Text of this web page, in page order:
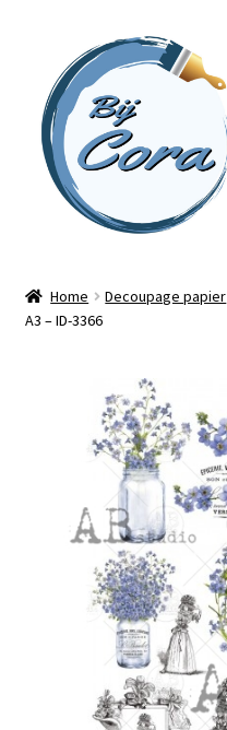
naar
navigatie
inhoud
Workshops
Online cursussen
Blog / DIY / Tutorials
Home Decoupage papier
A3 – ID-3366